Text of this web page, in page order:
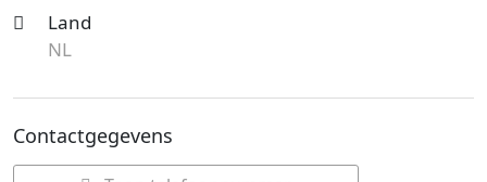
Land
NL
Contactgegevens